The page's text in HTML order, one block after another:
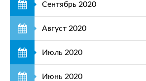
Сентябрь 2020
Август 2020
Июль 2020
Июнь 2020